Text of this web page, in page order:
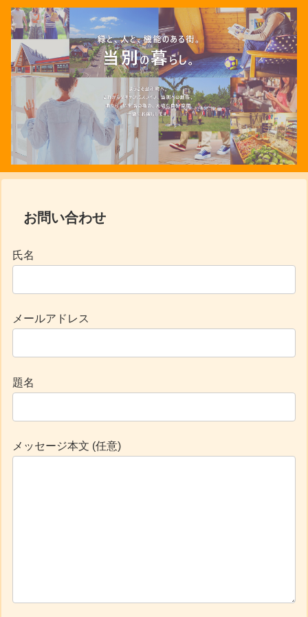
お問い合わせ
氏名
メールアドレス
題名
メッセージ本文 (任意)